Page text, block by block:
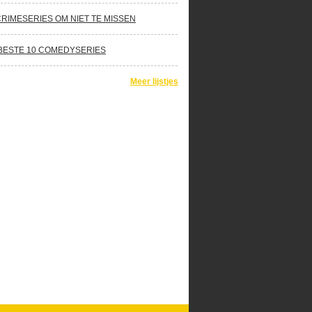
OM NIET TE MISSEN
10 COMEDYSERIES
Meer lijstjes